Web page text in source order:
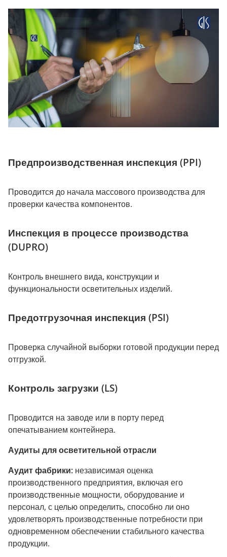
Предпроизводственная инспекция (PPI)
Проводится до начала массового производства для
проверки качества компонентов.
Инспекция в процессе производства
(DUPRO)
Контроль внешнего вида, конструкции и
функциональности осветительных изделий.
Предотгрузочная инспекция (PSI)
Проверка случайной выборки готовой продукции перед
отгрузкой.
Контроль загрузки (LS)
Проводится на заводе или в порту перед
опечатыванием контейнера.
Аудиты для осветительной отрасли
Аудит фабрики: независимая оценка
производственного предприятия, включая его
производственные мощности, оборудование и
персонал, с целью определить, способно ли оно
удовлетворять производственные потребности при
одновременном обеспечении стабильного качества
продукции.